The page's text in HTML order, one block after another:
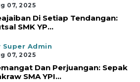
07, 2025
Di Setiap Tendangan:
SMK YP...
Super Admin
07, 2025
Dan Perjuangan: Sepak
SMA YPI...